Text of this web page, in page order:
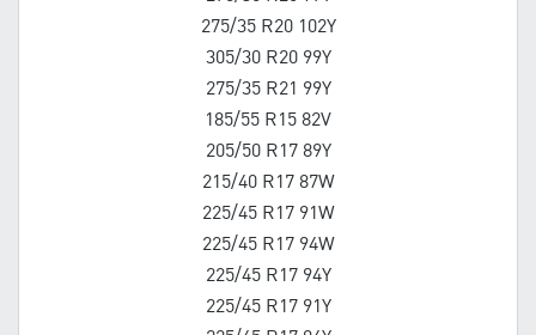
275/35 R20 102Y
305/30 R20 99Y
275/35 R21 99Y
185/55 R15 82V
205/50 R17 89Y
215/40 R17 87W
225/45 R17 91W
225/45 R17 94W
225/45 R17 94Y
225/45 R17 91Y